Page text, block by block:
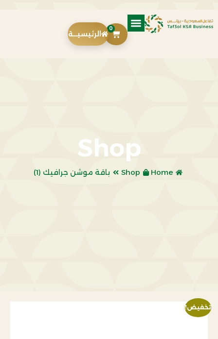
0
الرئيسيــة
Shop
Home
Shop باقة موشن جرافيك (1)
تخفيض!